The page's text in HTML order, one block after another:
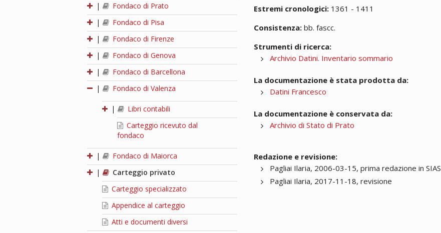
|
Fondaco di Prato
|
Fondaco di Pisa
|
Fondaco di Firenze
|
Fondaco di Genova
|
Fondaco di Barcellona
|
Fondaco di Valenza
|
Libri contabili
Carteggio ricevuto dal
fondaco
|
Fondaco di Maiorca
|
Carteggio privato
Carteggio specializzato
Appendice al carteggio
Atti e documenti diversi
Estremi cronologici: 1361 - 1411
Consistenza: bb. fascc.
Strumenti di ricerca:
Archivio Datini. Inventario sommario
La documentazione è stata prodotta da:
Datini Francesco
La documentazione è conservata da:
Archivio di Stato di Prato
Redazione e revisione:
Pagliai Ilaria, 2006-03-15, prima redazione in SIAS
Pagliai Ilaria, 2017-11-18, revisione